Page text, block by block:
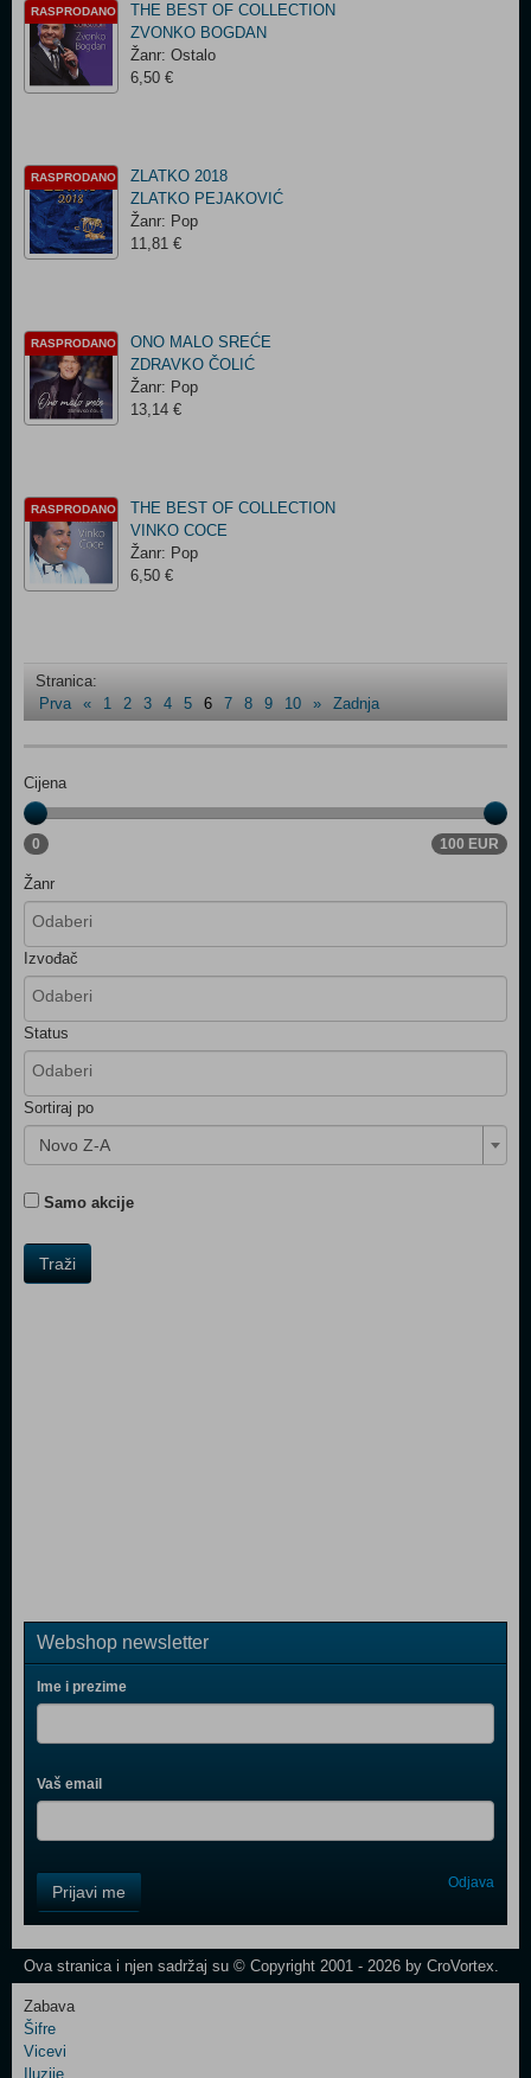
RASPRODANO
THE BEST OF COLLECTION
ZVONKO BOGDAN
Žanr: Ostalo
6,50 €
RASPRODANO
ZLATKO 2018
ZLATKO PEJAKOVIĆ
Žanr: Pop
11,81 €
RASPRODANO
ONO MALO SREĆE
ZDRAVKO ČOLIĆ
Žanr: Pop
13,14 €
RASPRODANO
THE BEST OF COLLECTION
VINKO COCE
Žanr: Pop
6,50 €
Stranica:
Prva
« 1 2 3 4 5 6 7 8 9 10 » Zadnja
Cijena
0 100 EUR
Žanr
Izvođač
Status
Sortiraj po
Novo Z-A
Samo akcije
Traži
Webshop newsletter
Ime i prezime
Vaš email
Field
One
Control
Prijavi me Odjava
Ova stranica i njen sadržaj su © Copyright 2001 - 2026 by CroVortex.
Zabava
Šifre
Vicevi
Iluzije